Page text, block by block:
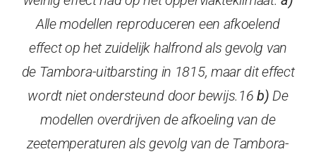
Alle modellen reproduceren een afkoelend
effect op het zuidelijk halfrond als gevolg van
de Tambora-uitbarsting in 1815, maar dit effect
wordt niet ondersteund door bewijs.16b) De
modellen overdrijven de afkoeling van de
zeetemperaturen als gevolg van de Tambora-